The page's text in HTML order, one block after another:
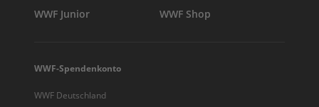
personenbezogene Nutzerprofile zu
verbessern und noch individueller über
unsere Naturschutzprojekte, Erfolge und
WWF Junior WWF Shop
WWF-Spendenkonto
WWF Deutschland